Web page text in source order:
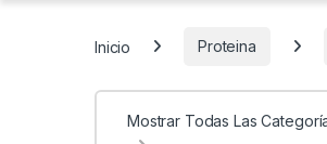
Inicio Proteina
Mostrar Todas Las